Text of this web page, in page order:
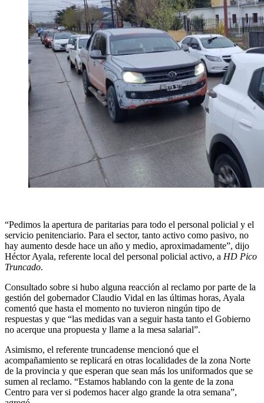
“Pedimos la apertura de paritarias para todo el personal policial y el
servicio penitenciario. Para el sector, tanto activo como pasivo, no
hay aumento desde hace un año y medio, aproximadamente”, dijo
Héctor Ayala, referente local del personal policial activo, a HD Pico
Truncado.
Consultado sobre si hubo alguna reacción al reclamo por parte de la
gestión del gobernador Claudio Vidal en las últimas horas, Ayala
comentó que hasta el momento no tuvieron ningún tipo de
respuestas y que “las medidas van a seguir hasta tanto el Gobierno
no acerque una propuesta y llame a la mesa salarial”.
Asimismo, el referente truncadense mencionó que el
acompañamiento se replicará en otras localidades de la zona Norte
de la provincia y que esperan que sean más los uniformados que se
sumen al reclamo. “Estamos hablando con la gente de la zona
Centro para ver si podemos hacer algo grande la otra semana”,